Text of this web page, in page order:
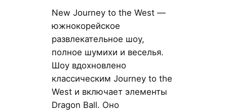
New Journey to the West —
южнокорейское
развлекательное шоу,
полное шумихи и веселья.
Шоу вдохновлено
классическим Journey to the
West и включает элементы
Dragon Ball. Оно